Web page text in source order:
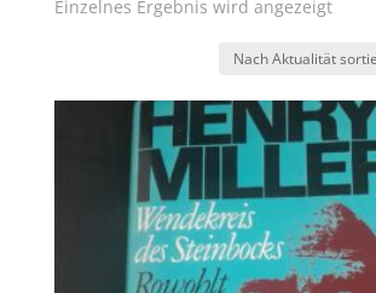
Einzelnes Ergebnis wird angezeigt